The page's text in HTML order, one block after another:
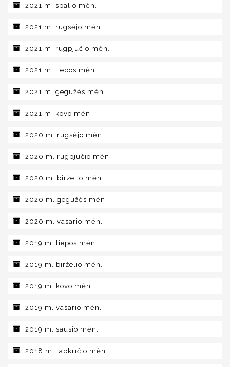
2021 m. spalio mėn.
2021 m. rugsėjo mėn.
2021 m. rugpjūčio mėn.
2021 m. liepos mėn.
2021 m. gegužės mėn.
2021 m. kovo mėn.
2020 m. rugsėjo mėn.
2020 m. rugpjūčio mėn.
2020 m. birželio mėn.
2020 m. gegužės mėn.
2020 m. vasario mėn.
2019 m. liepos mėn.
2019 m. birželio mėn.
2019 m. kovo mėn.
2019 m. vasario mėn.
2019 m. sausio mėn.
2018 m. lapkričio mėn.